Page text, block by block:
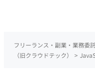
フリーランス・副業・業務委
（旧クラウドテック）
>